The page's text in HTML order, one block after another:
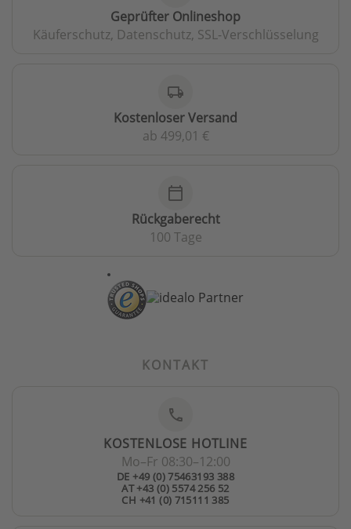
Geprüfter Onlineshop
Käuferschutz, Datenschutz, SSL-Verschlüsselung
local_shipping
Kostenloser Versand
ab 499,01 €
calendar_today
Rückgaberecht
100 Tage
KONTAKT
phone
KOSTENLOSE HOTLINE
Mo–Fr 08:30–12:00
DE +49 (0) 75463193 388
AT +43 (0) 5574 256 52
CH +41 (0) 715111 385